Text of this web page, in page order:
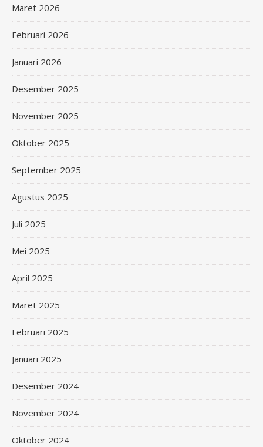
Maret 2026
Februari 2026
Januari 2026
Desember 2025
November 2025
Oktober 2025
September 2025
Agustus 2025
Juli 2025
Mei 2025
April 2025
Maret 2025
Februari 2025
Januari 2025
Desember 2024
November 2024
Oktober 2024